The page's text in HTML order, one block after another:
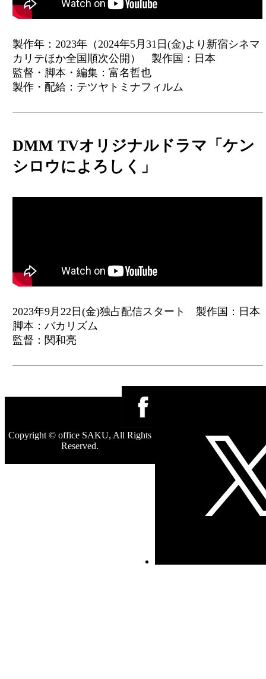
製作年：2023年（2024年5月31日(金)より新宿シネマ
カリテほか全国順次公開） 製作国：日本
監督・脚本・編集：富名哲也
製作・配給：テツヤトミナフィルム
DMM TVオリジナルドラマ「ケン
シロウによろしく」
2023年9月22日(金)独占配信スタート 製作国：日本
脚本：バカリズム
監督：関和亮
Copyright © office SAKU, All Rights
Reserved.